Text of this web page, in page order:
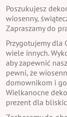
Poszukujesz
wiosenny,
Zapraszamy do
Przygotujemy dla
wiele innych.
aby zapewnić
pewni, że
domownikom i
Wielkanocne
prezent dla